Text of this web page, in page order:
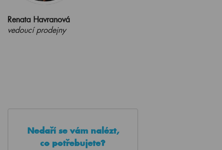
Renata Havranová
vedoucí prodejny
Nedaří se vám nalézt,
co potřebujete?